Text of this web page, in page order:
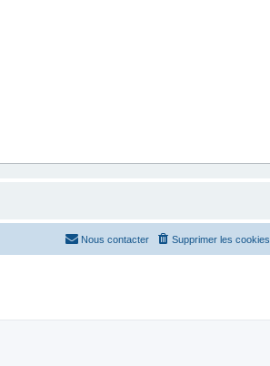
Supprimer les cookies
Nous contacter